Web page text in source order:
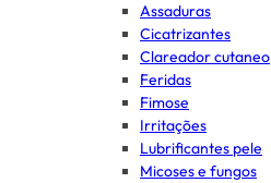
Assaduras
Cicatrizantes
Clareador cutaneo
Feridas
Fimose
Irritações
Lubrificantes pele
Micoses e fungos